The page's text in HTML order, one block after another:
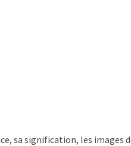
sa signification, les images